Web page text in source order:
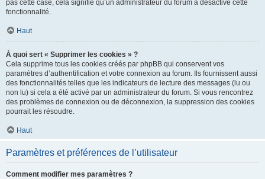
pas cette case, cela signifie qu’un administrateur du forum a désactivé cette
fonctionnalité.
Haut
À quoi sert « Supprimer les cookies » ?
Cela supprime tous les cookies créés par phpBB qui conservent vos
paramètres d’authentification et votre connexion au forum. Ils fournissent aussi
des fonctionnalités telles que les indicateurs de lecture des messages (lu ou
non lu) si cela a été activé par un administrateur du forum. Si vous rencontrez
des problèmes de connexion ou de déconnexion, la suppression des cookies
pourrait les résoudre.
Haut
Paramètres et préférences de l’utilisateur
Comment modifier mes paramètres ?